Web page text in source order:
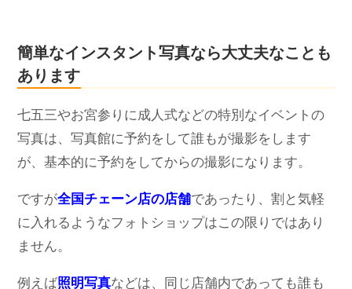
簡単なインスタント写真なら大丈夫なことも
あります
七五三やお宮参りに成人式などの特別なイベントの
写真は、写真館に予約をして誰もが撮影をします
が、基本的に予約をしてからの撮影になります。
ですが全国チェーン店の店舗であったり、割と気軽
に入れるようなフォトショップはこの限りではあり
ません。
例えば照明写真などは、同じ店舗内であっても誰も